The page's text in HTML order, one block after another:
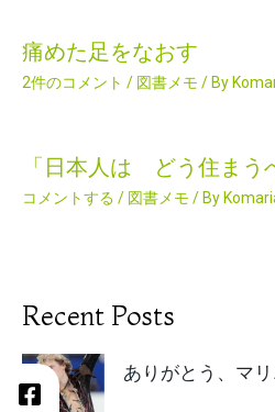
痛めた足をなおす
2件のコメント / 図書メモ / By
「日本人は どう住まう
コメントする / 図書メモ / By
Recent Posts
ありがとう、マリ